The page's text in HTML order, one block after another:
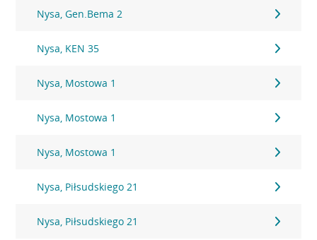
Nysa, Gen.Bema 2
Nysa, KEN 35
Nysa, Mostowa 1
Nysa, Mostowa 1
Nysa, Mostowa 1
Nysa, Piłsudskiego 21
Nysa, Piłsudskiego 21